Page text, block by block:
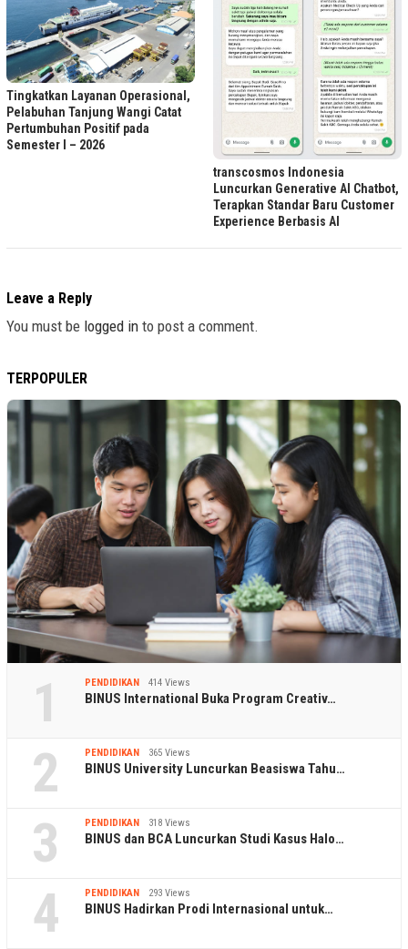
Tingkatkan Layanan Operasional,
Pelabuhan Tanjung Wangi Catat
Pertumbuhan Positif pada
Semester I – 2026
transcosmos Indonesia
Luncurkan Generative AI Chatbot,
Terapkan Standar Baru Customer
Experience Berbasis AI
Leave a Reply
You must be logged in to post a comment.
TERPOPULER
1 PENDIDIKAN 414 Views
BINUS International Buka Program Creativ…
2 PENDIDIKAN 365 Views
BINUS University Luncurkan Beasiswa Tahu…
3 PENDIDIKAN 318 Views
BINUS dan BCA Luncurkan Studi Kasus Halo…
4 PENDIDIKAN 293 Views
BINUS Hadirkan Prodi Internasional untuk…